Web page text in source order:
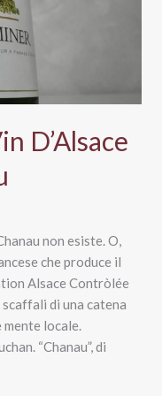
D’Alsace
non esiste. O,
che produce il
Alsace Contròlée
di una catena
mente locale.
“Chanau”, di